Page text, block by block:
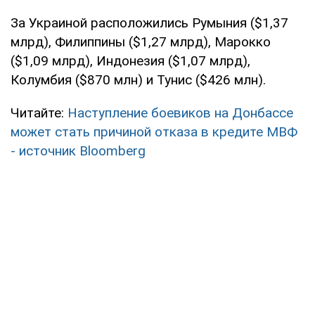
За Украиной расположились Румыния ($1,37
млрд), Филиппины ($1,27 млрд), Марокко
($1,09 млрд), Индонезия ($1,07 млрд),
Колумбия ($870 млн) и Тунис ($426 млн).
Читайте: Наступление боевиков на Донбассе
может стать причиной отказа в кредите МВФ
- источник Bloomberg